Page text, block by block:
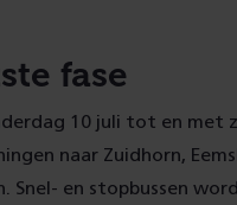
fase
10 juli tot en met
naar Zuidhorn,
Snel- en stopbussen